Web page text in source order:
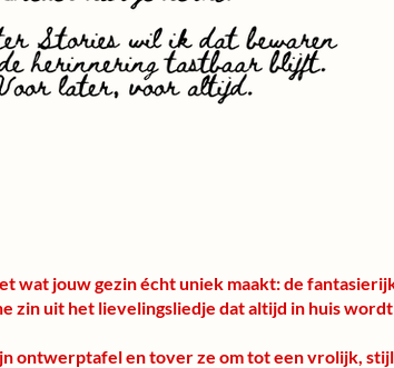
wat jouw gezin écht uniek maakt: de
zin uit het lievelingsliedje dat altijd in huis wordt
ontwerptafel en tover ze om tot een vrolijk,